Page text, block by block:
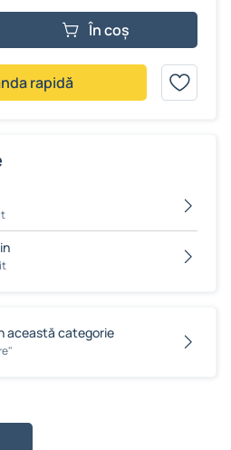
În coș
rapidă
această categorie